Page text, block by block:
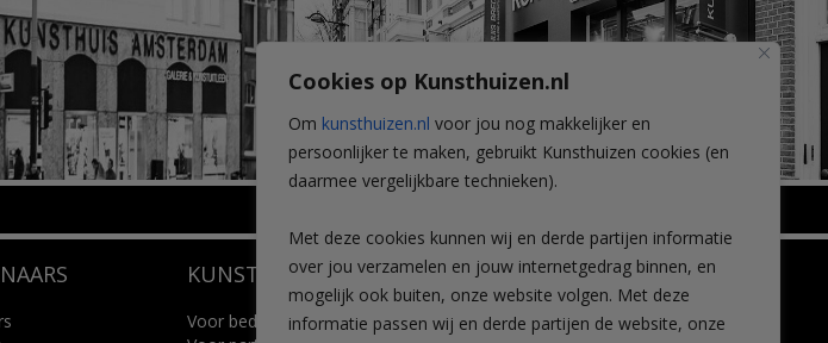
Cookies op Kunsthuizen.nl
Om kunsthuizen.nl voor jou nog makkelijker en
persoonlijker te maken, gebruikt Kunsthuizen cookies (en
daarmee vergelijkbare technieken).
Met deze cookies kunnen wij en derde partijen informatie
over jou verzamelen en jouw internetgedrag binnen, en
mogelijk ook buiten, onze website volgen. Met deze
informatie passen wij en derde partijen de website, onze
Wilhelminastraat 11
4818 SB Breda
+31 (0)76 5221309
info@kunsthuisbreda.nl
KUNSTUITLEEN
Voor bedrijven
CONTACT
Contact